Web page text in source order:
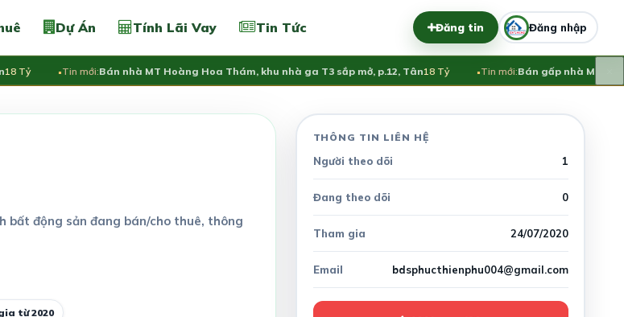
Dự Án Tính Lãi Vay Tin Tức Đăng tin Đăng nhập
Tỷ Tin mới:Bán nhà MT Hoàng Hoa Thám, khu nhà ga T3 sắp mở, p.12, Tân18 Tỷ Tin mới:Bán gấp nhà MT
bất động sản đang bán/cho thuê, thông
từ 2020
THÔNG TIN LIÊN HỆ
Người theo dõi 1
Đang theo dõi 0
Tham gia 24/07/2020
Email bdsphucthienphu004@gmail.com